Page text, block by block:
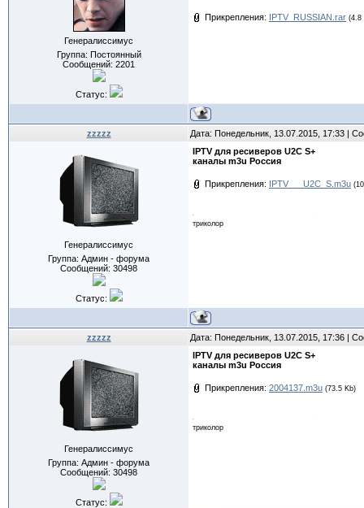
Генералиссимус
Группа: Постоянный
Сообщений: 2201
Статус:
Прикрепления: IPTV_RUSSIAN.rar (4.8
zzzzz Дата: Понедельник, 13.07.2015, 17:33 |
Генералиссимус
Группа: Админ - форума
Сообщений: 30498
Статус:
IPTV для ресиверов U2C S+
каналы m3u Россия
Прикрепления: IPTV___U2C_S.m3u
триколор
zzzzz Дата: Понедельник, 13.07.2015, 17:36 |
Генералиссимус
Группа: Админ - форума
Сообщений: 30498
Статус:
IPTV для ресиверов U2C S+
каналы m3u Россия
Прикрепления: 2004137.m3u (73.5 Kb)
триколор